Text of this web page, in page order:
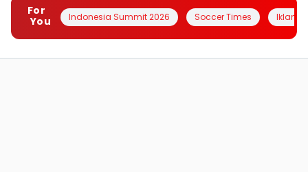
For
You
Indonesia Summit 2026 Soccer Times Iklanin